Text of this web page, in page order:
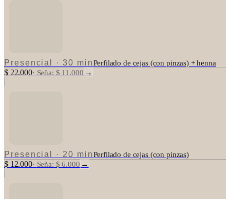
Presencial · 30 minPerfilado de cejas (con pinzas) + henna
$ 22.000· Seña: $ 11.000 →
Presencial · 20 minPerfilado de cejas (con pinzas)
$ 12.000· Seña: $ 6.000 →